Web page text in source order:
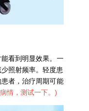
看到明显效果。一
照射频率。轻度患
者，治疗周期可能
情，测试一下。 )